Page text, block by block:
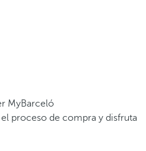
MyBarceló
proceso de compra y disfruta